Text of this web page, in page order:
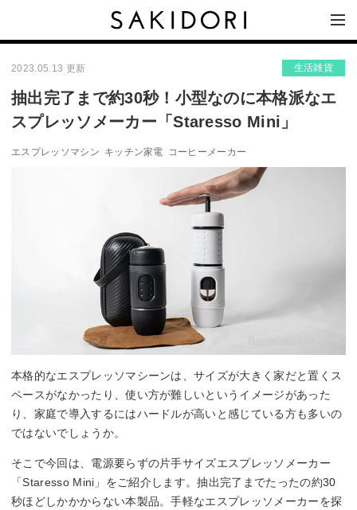
2023.05.13 更新 生活雑貨
抽出完了まで約30秒！小型なのに本格派なエ
スプレッソメーカー「Staresso Mini」
エスプレッソマシン キッチン家電 コーヒーメーカー
本格的なエスプレッソマシーンは、サイズが大きく家だと置くス
ペースがなかったり、使い方が難しいというイメージがあった
り、家庭で導入するにはハードルが高いと感じている方も多いの
ではないでしょうか。
そこで今回は、電源要らずの片手サイズエスプレッソメーカー
「Staresso Mini」をご紹介します。抽出完了までたったの約30
秒ほどしかかからない本製品。手軽なエスプレッソメーカーを探